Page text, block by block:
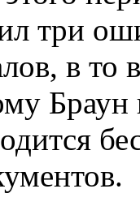
три
в
Браун